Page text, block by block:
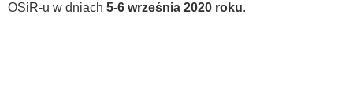
OSiR-u w dniach 5-6 września 2020 roku.